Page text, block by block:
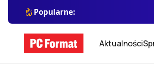
Popularne:
Aktualności